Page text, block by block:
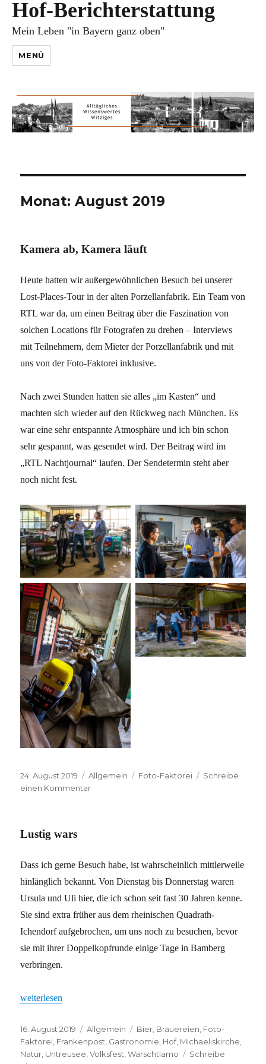
Hof-Berichterstattung
Mein Leben "in Bayern ganz oben"
MENÜ
Monat:August 2019
Kamera ab, Kamera läuft
Heute hatten wir außergewöhnlichen Besuch bei unserer
Lost-Places-Tour in der alten Porzellanfabrik. Ein Team von
RTL war da, um einen Beitrag über die Faszination von
solchen Locations für Fotografen zu drehen – Interviews
mit Teilnehmern, dem Mieter der Porzellanfabrik und mit
uns von der Foto-Faktorei inklusive.
Nach zwei Stunden hatten sie alles „im Kasten“ und
machten sich wieder auf den Rückweg nach München. Es
war eine sehr entspannte Atmosphäre und ich bin schon
sehr gespannt, was gesendet wird. Der Beitrag wird im
„RTL Nachtjournal“ laufen. Der Sendetermin steht aber
noch nicht fest.
Veröffentlicht
am
24. August 2019 Kategorien
Allgemein Schlagwörter
Foto-Faktorei
Schreibe
einen Kommentarzu
Lustig wars
Dass ich gerne Besuch habe, ist wahrscheinlich mittlerweile
hinlänglich bekannt. Von Dienstag bis Donnerstag waren
Ursula und Uli hier, die ich schon seit fast 30 Jahren kenne.
Sie sind extra früher aus dem rheinischen Quadrath-
Ichendorf aufgebrochen, um uns noch zu besuchen, bevor
sie mit ihrer Doppelkopfrunde einige Tage in Bamberg
verbringen.
„Lustig wars“
weiterlesen
Veröffentlicht
am
16. August 2019 Kategorien
Allgemein Schlagwörter
Bier, Brauereien, Foto-
Faktorei, Frankenpost, Gastronomie, Hof, Michaeliskirche,
Natur, Untreusee,Volksfest,Wärschtlamo
Schreibe